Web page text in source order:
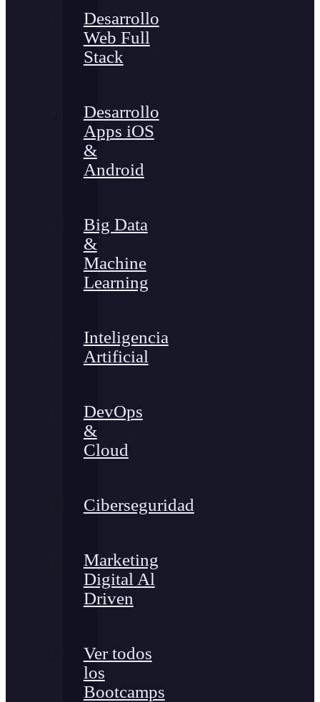
Desarrollo
Web Full
Stack
Desarrollo
Apps iOS
&
Android
Big Data
&
Machine
Learning
Inteligencia
Artificial
DevOps
&
Cloud
Ciberseguridad
Marketing
Digital Al
Driven
Ver todos
los
Bootcamps